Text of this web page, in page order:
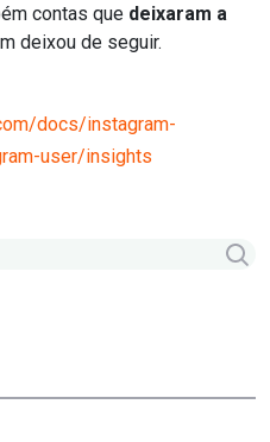
contas que deixaram a
deixou de seguir.
docs/instagram-
user/insights